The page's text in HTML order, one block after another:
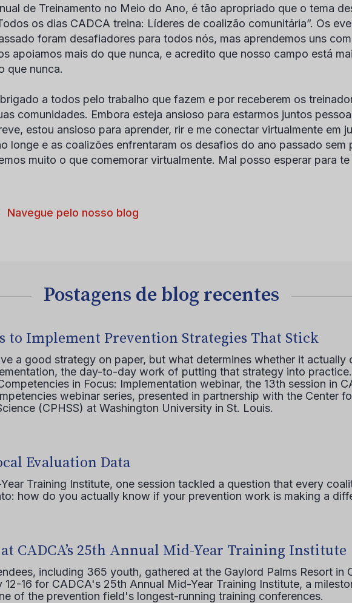
de Treinamento no Meio do Ano, é tão apropriado que o tema
os dias CADCA treina: Líderes de coalizão comunitária”. Os
foram desafiadores para todos nós, mas aprendemos uns
apoiamos mais do que nunca, e acredito que nosso campo está
que nunca.
a todos pelo trabalho que fazem e por receberem os
comunidades. Embora esteja ansioso para estarmos juntos
estou ansioso para aprender, rir e me conectar virtualmente em
longe e as coalizões enfrentaram os desafios do ano passado sem
muito o que comemorar virtualmente. Mal posso esperar para te
Navegue pelo nosso blog
Postagens de blog recentes
to Implement Prevention Strategies That Stick
a good strategy on paper, but what determines whether it actually
the day-to-day work of putting that strategy into
in Focus: Implementation webinar, the 13th session in
webinar series, presented in partnership with the Center
(CPHSS) at Washington University in St. Louis.
Evaluation Data
Training Institute, one session tackled a question that every
how do you actually know if your prevention work is making a
CADCA’s 25th Annual Mid-Year Training Institute
including 365 youth, gathered at the Gaylord Palms Resort in
12-16 for CADCA's 25th Annual Mid-Year Training Institute, a
of the prevention field's longest-running training conferences.